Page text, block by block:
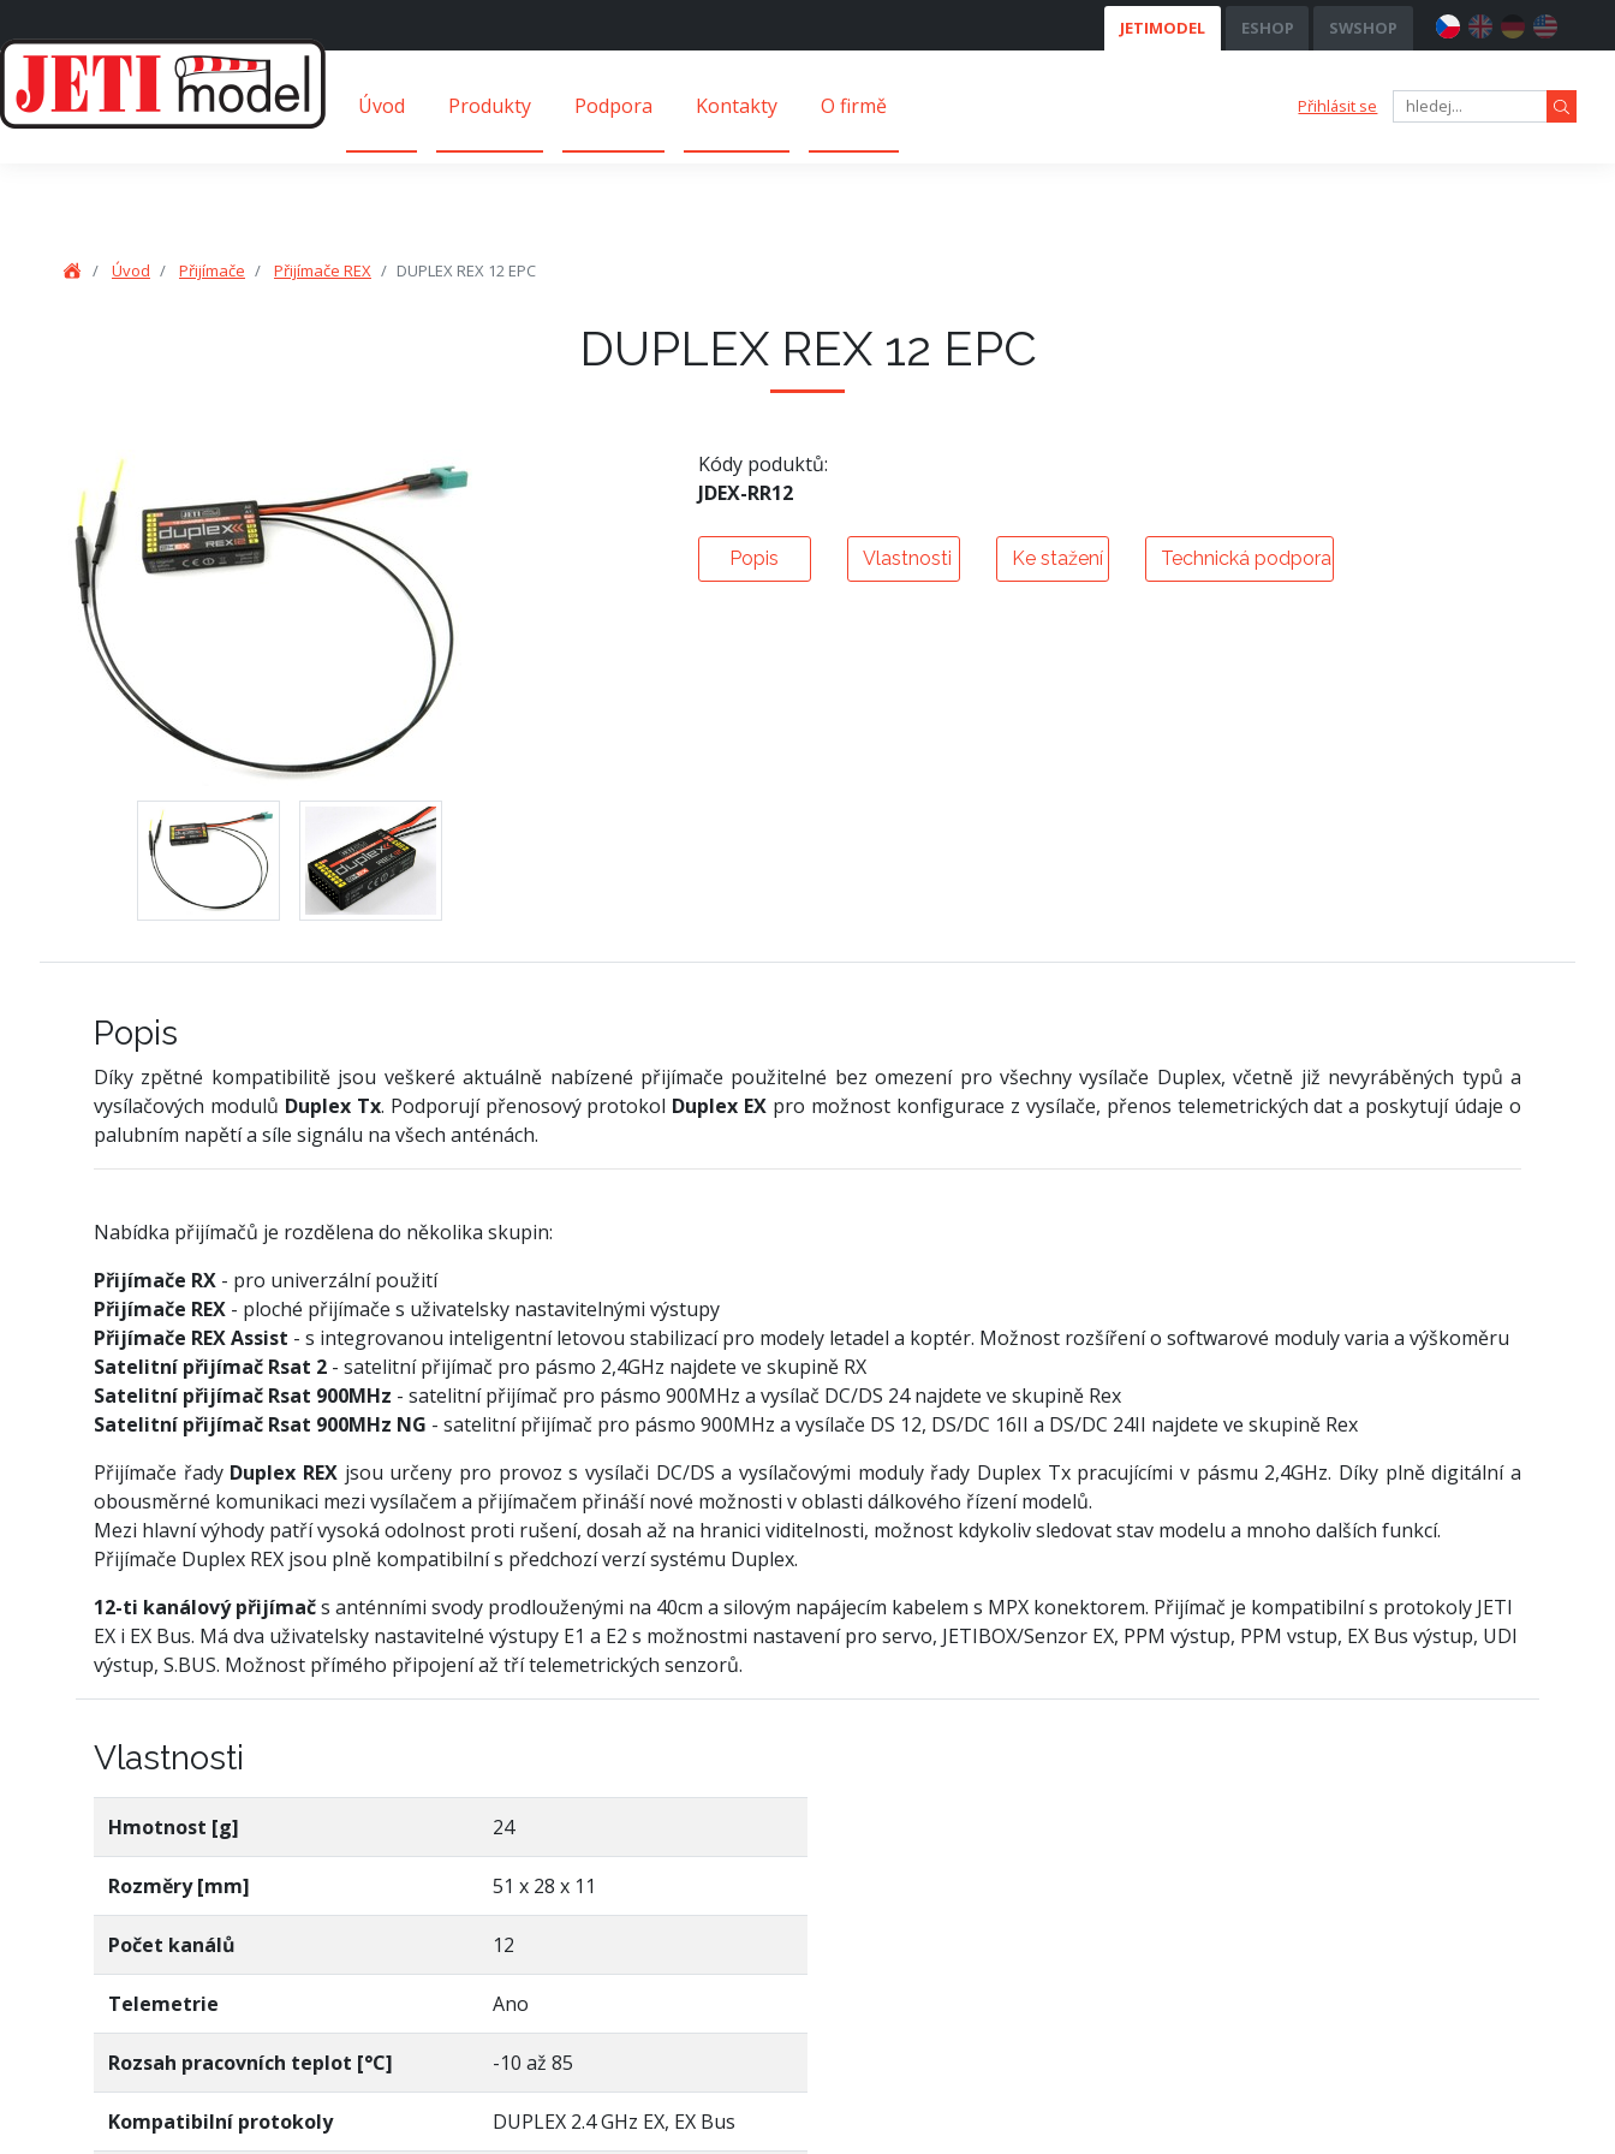
JETIMODEL ESHOP SWSHOP
Úvod Produkty Podpora Kontakty O firmě Přihlásit se
Úvod Přijímače Přijímače REX DUPLEX REX 12 EPC
DUPLEX REX 12 EPC
Kódy poduktů:
JDEX-RR12
Popis Vlastnosti Ke stažení Technická podpora
Popis
Díky zpětné kompatibilitě jsou veškeré aktuálně nabízené přijímače použitelné bez omezení pro všechny vysílače Duplex, včetně již nevyráběných typů a
vysílačových modulů Duplex Tx. Podporují přenosový protokol Duplex EX pro možnost konfigurace z vysílače, přenos telemetrických dat a poskytují údaje o
palubním napětí a síle signálu na všech anténách.
Nabídka přijímačů je rozdělena do několika skupin:
Přijímače RX - pro univerzální použití
Přijímače REX - ploché přijímače s uživatelsky nastavitelnými výstupy
Přijímače REX Assist - s integrovanou inteligentní letovou stabilizací pro modely letadel a koptér. Možnost rozšíření o softwarové moduly varia a výškoměru
Satelitní přijímač Rsat 2 - satelitní přijímač pro pásmo 2,4GHz najdete ve skupině RX
Satelitní přijímač Rsat 900MHz - satelitní přijímač pro pásmo 900MHz a vysílač DC/DS 24 najdete ve skupině Rex
Satelitní přijímač Rsat 900MHz NG - satelitní přijímač pro pásmo 900MHz a vysílače DS 12, DS/DC 16II a DS/DC 24II najdete ve skupině Rex
Přijímače řady Duplex REX jsou určeny pro provoz s vysílači DC/DS a vysílačovými moduly řady Duplex Tx pracujícími v pásmu 2,4GHz. Díky plně digitální a
obousměrné komunikaci mezi vysílačem a přijímačem přináší nové možnosti v oblasti dálkového řízení modelů.
Mezi hlavní výhody patří vysoká odolnost proti rušení, dosah až na hranici viditelnosti, možnost kdykoliv sledovat stav modelu a mnoho dalších funkcí.
Přijímače Duplex REX jsou plně kompatibilní s předchozí verzí systému Duplex.
12-ti kanálový přijímačs anténními svody prodlouženými na 40cm a silovým napájecím kabelem s MPX konektorem. Přijímač je kompatibilní s protokoly JETI
EX i EX Bus. Má dva uživatelsky nastavitelné výstupy E1 a E2 s možnostmi nastavení pro servo, JETIBOX/Senzor EX, PPM výstup, PPM vstup, EX Bus výstup, UDI
výstup, S.BUS. Možnost přímého připojení až tří telemetrických senzorů.
Vlastnosti
Hmotnost [g] 24
Rozměry [mm] 51 x 28 x 11
Počet kanálů 12
Telemetrie Ano
Rozsah pracovních teplot [°C] -10 až 85
Kompatibilní protokoly DUPLEX 2.4 GHz EX, EX Bus